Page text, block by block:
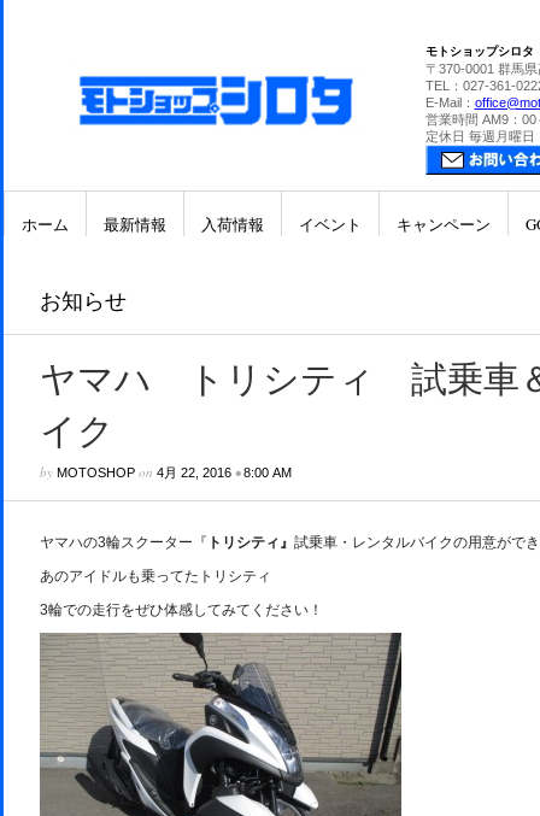
モトショップシロタ
〒370-0001 群馬
TEL：027-361-
E-Mail：
営業時間 AM9：00
定休日 毎週月曜日
ホーム 最新情報 入荷情報 イベント キャンペーン
お知らせ
ヤマハ トリシティ 試乗車
イク
by MOTOSHOPon 4月 22, 2016•8:00 AM
ヤマハの3輪スクーター『 トリシティ』 試乗車・レンタルバイクの用意がで
あのアイドルも乗ってたトリシティ
3輪での走行をぜひ体感してみてください！